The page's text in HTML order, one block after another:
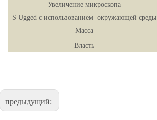
Увеличение микроскопа
S Ugged с использованием окружающей среды
Масса
Власть
предыдущий: